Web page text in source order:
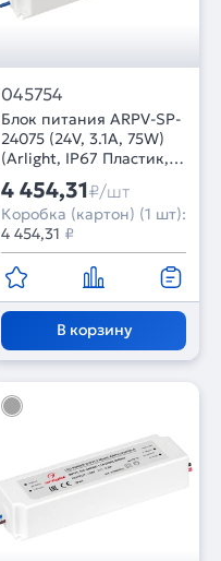
045754
Блок питания ARPV-SP-
24075 (24V, 3.1A, 75W)
(Arlight, IP67 Пластик, 5
лет)
4 454,31₽/шт
Коробка (картон) (1 шт):
4 454,31 ₽
В корзину